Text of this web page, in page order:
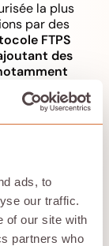
ads, to
our traffic.
of our site with
partners who
la plus
par des
FTPS
des
et les
jour leurs